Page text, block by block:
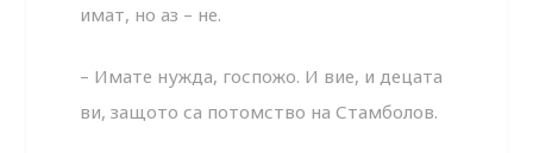
имат, но аз – не.
– Имате нужда, госпожо. И вие, и децата
ви, защото са потомство на Стамболов.